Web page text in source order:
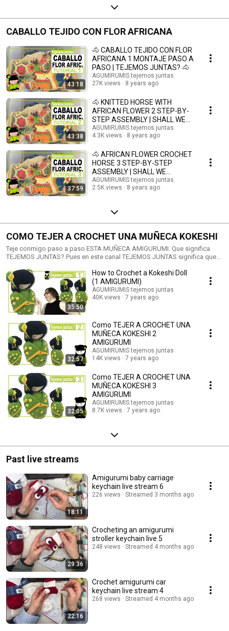
CABALLO TEJIDO CON FLOR AFRICANA
43:18
🐴 CABALLO TEJIDO CON FLOR
AFRICANA 1 MONTAJE PASO A
PASO | TEJEMOS JUNTAS? 🐴
AGUMIRUMIS tejemos juntas
27K views
8 years ago
43:38
🐴 KNITTED HORSE WITH
AFRICAN FLOWER 2 STEP-BY-
STEP ASSEMBLY | SHALL WE
KNIT TOGETHER? 🐴
AGUMIRUMIS tejemos juntas
4.3K views
8 years ago
37:59
🐴 AFRICAN FLOWER CROCHET
HORSE 3 STEP-BY-STEP
ASSEMBLY | SHALL WE
CROCHET TOGETHER? 🐴
AGUMIRUMIS tejemos juntas
2.5K views
8 years ago
COMO TEJER A CROCHET UNA MUÑECA KOKESHI
Teje conmigo paso a paso ESTA MUÑECA AMIGURUMI. Que significa
TEJEMOS JUNTAS? Pues en este canal TEJEMOS JUNTAS significa que
Tejo punto por punto, sin saltarme nada. Y entre tanto charlo contigo,
para que el ratito te sea más ameno. Si quieres tejer este amigurumi
igualito al mio, aquí te dejo el kit que he preparado especialmente para ti:
https://tiendita.agumirumis.com/producto/kit-para-hacer-a-la-kokeshi-
de-mi-logo/ ➡AHORA ENVIO GRATIS a partir de 30€ de compra en mi
tiendita!! Si quieres apuntarte a mi cartita de los lunes es aquí:
https://tienditaguay.us14.list-manage.com/subscribe?
u=5cfbd6d5f3960bfab24e3b1d4&id=0232dfa04d
35:50
How to Crochet a Kokeshi Doll
(1 AMIGURUMI)
AGUMIRUMIS tejemos juntas
40K views
7 years ago
32:57
Como TEJER A CROCHET UNA
MUÑECA KOKESHI 2
AMIGURUMI
AGUMIRUMIS tejemos juntas
14K views
7 years ago
32:05
Como TEJER A CROCHET UNA
MUÑECA KOKESHI 3
AMIGURUMI
AGUMIRUMIS tejemos juntas
8.7K views
7 years ago
Past live streams
18:11
Amigurumi baby carriage
keychain live stream 6
226 views Streamed 3 months ago
29:36
Crocheting an amigurumi
stroller keychain live 5
248 views Streamed 4 months ago
22:16
Crochet amigurumi car
keychain live stream 4
268 views Streamed 4 months ago